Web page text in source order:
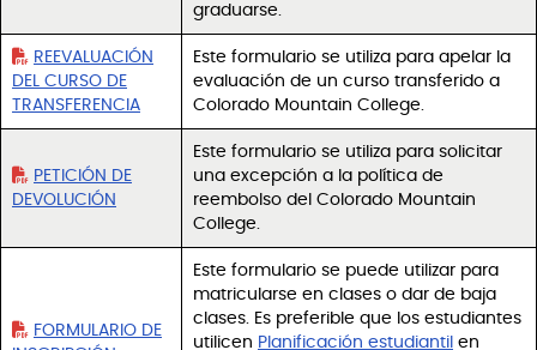
graduarse.
REEVALUACIÓN
DEL CURSO DE
TRANSFERENCIA
Este formulario se utiliza para apelar la
evaluación de un curso transferido a
Colorado Mountain College.
PETICIÓN DE
DEVOLUCIÓN
Este formulario se utiliza para solicitar
una excepción a la política de
reembolso del Colorado Mountain
College.
FORMULARIO DE
Este formulario se puede utilizar para
matricularse en clases o dar de baja
clases. Es preferible que los estudiantes
utilicen Planificación estudiantil en